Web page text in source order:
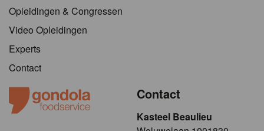
Opleidingen & Congressen
Video Opleidingen
Experts
Contact
Contact
Kasteel Beaulieu